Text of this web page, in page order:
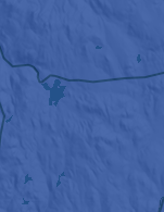
CABINET
CARTES DES VILLES